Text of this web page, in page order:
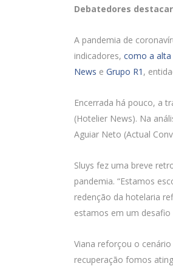
Debatedores
A pandemia de
indicadores, como a alta
News e Grupo R1 ,
Encerrada há pouco, a
(Hotelier News). Na
Aguiar Neto (Actual
Sluys fez uma breve
pandemia. “Estamos
redenção da hotelaria
estamos em um desafio
Viana reforçou o
recuperação fomos